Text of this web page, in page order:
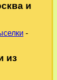
и
-
из